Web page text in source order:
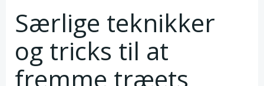
Særlige teknikker
og tricks til at
fremme træets